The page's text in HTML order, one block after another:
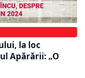
la loc
Apărării: „O